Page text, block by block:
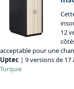
12
acceptable pour une
Uptec | 9 versions de 17
Turquie